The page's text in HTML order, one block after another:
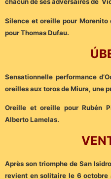
chacun de ses adversaires de
Silence et oreille pour
pour Thomas Dufau.
Sensationnelle performance
oreilles aux toros de Miura, une
Oreille et oreille pour Rubén
Alberto Lamelas.
Après son triomphe de San
revient en solitaire le 6 octobre